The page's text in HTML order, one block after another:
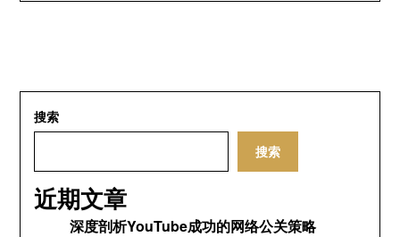
搜索
搜索
近期文章
深度剖析YouTube成功的网络公关策略